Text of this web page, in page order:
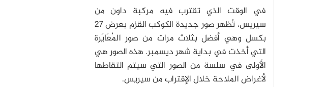
في الوقت الذي تقترب فيه مركبة داون من
سيريس، تُظهر صور جديدة الكوكب القزم بعرض 27
بكسل وهي أفضل بثلاث مرات من صور المُعَايَرة
التي أُخذت في بداية شهر ديسمبر. هذه الصور هي
الأولى في سلسة من الصور التي سيتم التقاطها
لأغراض الملاحة خلال الإقتراب من سيريس.